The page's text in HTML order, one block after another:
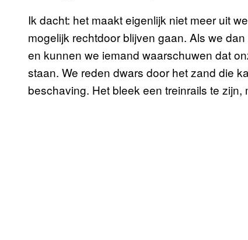
Ik dacht: het maakt eigenlijk niet meer uit
mogelijk rechtdoor blijven gaan. Als we
en kunnen we iemand waarschuwen dat
staan. We reden dwars door het zand die
beschaving. Het bleek een treinrails te